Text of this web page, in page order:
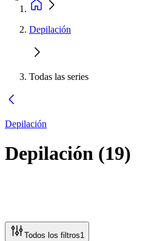
Depilación
Todas las series
Depilación
Depilación (19)
Todos los filtros1